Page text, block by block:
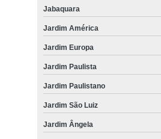
Jabaquara
Jardim América
Jardim Europa
Jardim Paulista
Jardim Paulistano
Jardim São Luiz
Jardim Ângela